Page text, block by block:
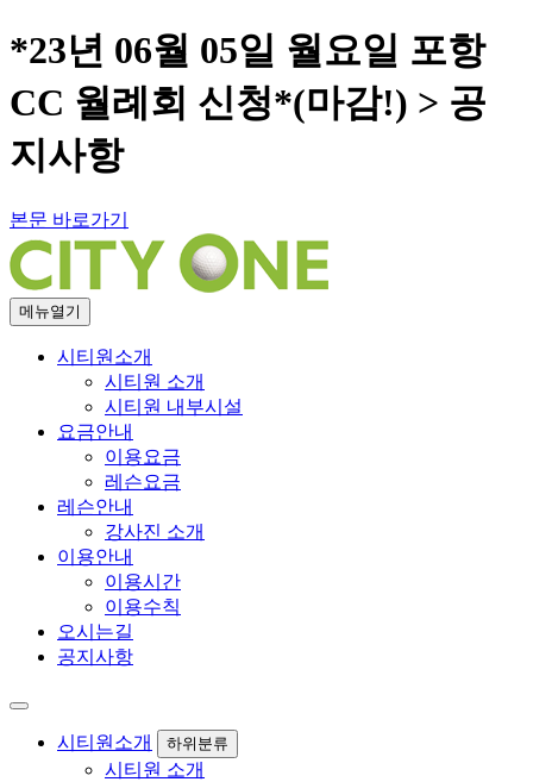
*23년 06월 05일 월요일 포항
CC 월례회 신청*(마감!) > 공
지사항
본문 바로가기
메뉴열기
시티원소개
시티원 소개
시티원 내부시설
요금안내
이용요금
레슨요금
레슨안내
강사진 소개
이용안내
이용시간
이용수칙
오시는길
공지사항
시티원소개 하위분류
시티원 소개